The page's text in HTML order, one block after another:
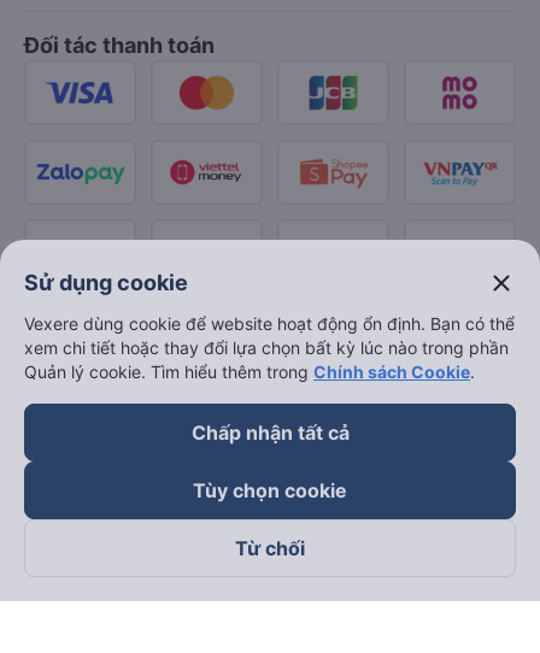
Đối tác thanh toán
Theo dõi chúng tôi trên
Sử dụng cookie close
Vexere dùng cookie để website hoạt động ổn định. Bạn có thể
xem chi tiết hoặc thay đổi lựa chọn bất kỳ lúc nào trong phần
Quản lý cookie. Tìm hiểu thêm trong Chính sách Cookie.
Chấp nhận tất cả
Tùy chọn cookie
Từ chối